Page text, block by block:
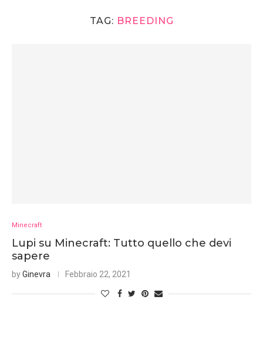
TAG: BREEDING
Minecraft
Lupi su Minecraft: Tutto quello che devi
sapere
byGinevra Febbraio 22, 2021